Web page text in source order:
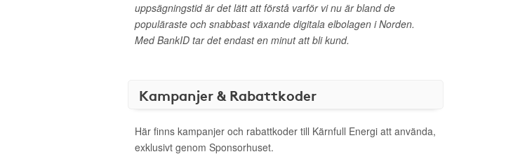
uppsägningstid är det lätt att förstå varför vi nu är bland de
populäraste och snabbast växande digitala elbolagen i Norden.
Med BankID tar det endast en minut att bli kund.
Kampanjer & Rabattkoder
Här finns kampanjer och rabattkoder till Kärnfull Energi att använda,
exklusivt genom Sponsorhuset.